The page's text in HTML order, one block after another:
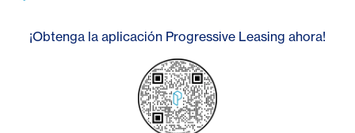
¡Obtenga la aplicación Progressive Leasing ahora!